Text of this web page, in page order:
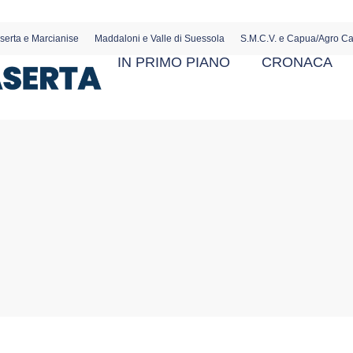
e Marcianise Maddaloni e Valle di Suessola S.M.C.V. e Capua/Agro
IN PRIMO PIANO CRONACA